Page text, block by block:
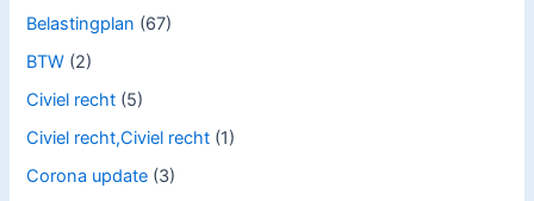
Belastingplan (67)
BTW (2)
Civiel recht (5)
Civiel recht,Civiel recht (1)
Corona update (3)